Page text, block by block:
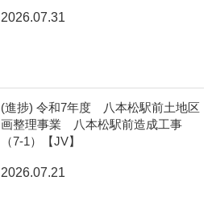
2026.07.31
(進捗) 令和7年度 八本松駅前土地区
画整理事業 八本松駅前造成工事
（7-1）【JV】
2026.07.21